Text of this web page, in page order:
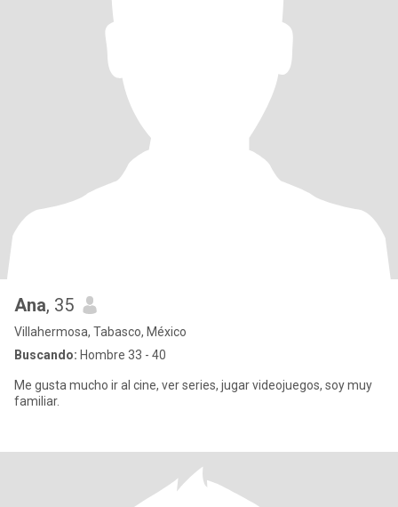
Ana, 35
Villahermosa, Tabasco, México
Buscando: Hombre 33 - 40
Me gusta mucho ir al cine, ver series, jugar videojuegos, soy muy
familiar.